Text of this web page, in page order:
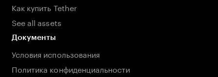
Как купить Tether
See all assets
Документы
Условия использования
Политика конфиденциальности